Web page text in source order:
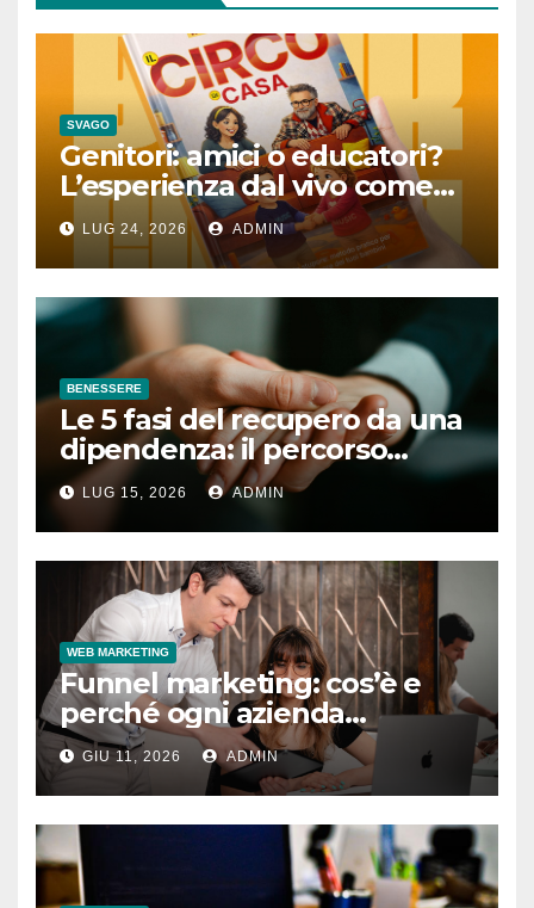
SVAGO
Genitori: amici o educatori?
L’esperienza dal vivo come
lezione quotidiana
LUG 24, 2026 ADMIN
BENESSERE
Le 5 fasi del recupero da una
dipendenza: il percorso
completo
LUG 15, 2026 ADMIN
WEB MARKETING
Funnel marketing: cos’è e
perché ogni azienda
dovrebbe implementarlo
GIU 11, 2026 ADMIN